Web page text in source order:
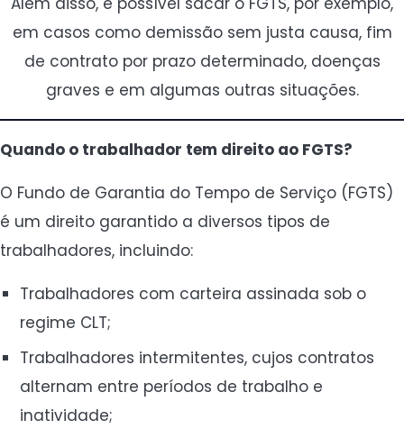
em casos como demissão sem justa causa, fim
de contrato por prazo determinado, doenças
graves e em algumas outras situações.
Quando o trabalhador tem direito ao FGTS?
O Fundo de Garantia do Tempo de Serviço (FGTS)
é um direito garantido a diversos tipos de
trabalhadores, incluindo:
Trabalhadores com carteira assinada sob o
regime CLT;
Trabalhadores intermitentes, cujos contratos
alternam entre períodos de trabalho e
inatividade;